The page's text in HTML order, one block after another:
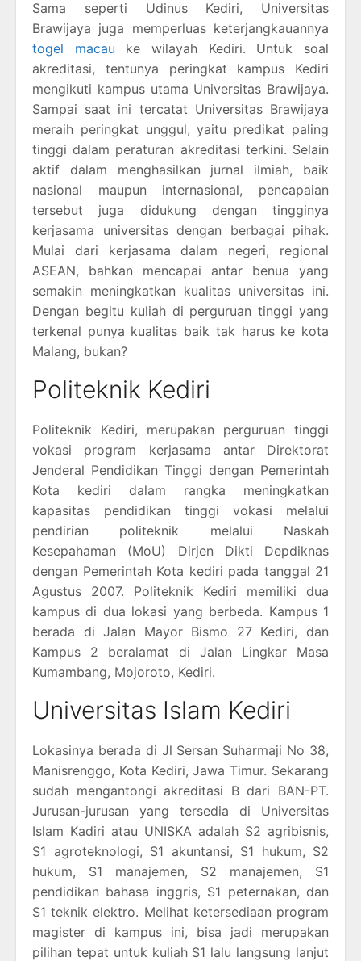
Sama seperti Udinus Kediri, Universitas
Brawijaya juga memperluas keterjangkauannya
togel macau ke wilayah Kediri. Untuk soal
akreditasi, tentunya peringkat kampus Kediri
mengikuti kampus utama Universitas Brawijaya.
Sampai saat ini tercatat Universitas Brawijaya
meraih peringkat unggul, yaitu predikat paling
tinggi dalam peraturan akreditasi terkini. Selain
aktif dalam menghasilkan jurnal ilmiah, baik
nasional maupun internasional, pencapaian
tersebut juga didukung dengan tingginya
kerjasama universitas dengan berbagai pihak.
Mulai dari kerjasama dalam negeri, regional
ASEAN, bahkan mencapai antar benua yang
semakin meningkatkan kualitas universitas ini.
Dengan begitu kuliah di perguruan tinggi yang
terkenal punya kualitas baik tak harus ke kota
Malang, bukan?
Politeknik Kediri
Politeknik Kediri, merupakan perguruan tinggi
vokasi program kerjasama antar Direktorat
Jenderal Pendidikan Tinggi dengan Pemerintah
Kota kediri dalam rangka meningkatkan
kapasitas pendidikan tinggi vokasi melalui
pendirian politeknik melalui Naskah
Kesepahaman (MoU) Dirjen Dikti Depdiknas
dengan Pemerintah Kota kediri pada tanggal 21
Agustus 2007. Politeknik Kediri memiliki dua
kampus di dua lokasi yang berbeda. Kampus 1
berada di Jalan Mayor Bismo 27 Kediri, dan
Kampus 2 beralamat di Jalan Lingkar Masa
Kumambang, Mojoroto, Kediri.
Universitas Islam Kediri
Lokasinya berada di Jl Sersan Suharmaji No 38,
Manisrenggo, Kota Kediri, Jawa Timur. Sekarang
sudah mengantongi akreditasi B dari BAN-PT.
Jurusan-jurusan yang tersedia di Universitas
Islam Kadiri atau UNISKA adalah S2 agribisnis,
S1 agroteknologi, S1 akuntansi, S1 hukum, S2
hukum, S1 manajemen, S2 manajemen, S1
pendidikan bahasa inggris, S1 peternakan, dan
S1 teknik elektro. Melihat ketersediaan program
magister di kampus ini, bisa jadi merupakan
pilihan tepat untuk kuliah S1 lalu langsung lanjut